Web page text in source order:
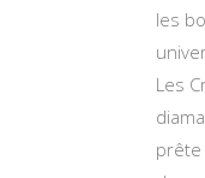
les
Les
prête